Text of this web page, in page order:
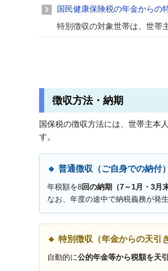
国民健康保険税の年金からの
特別徴収の対象世帯は、世帯
徴収方法・納期
国保税の徴収方法には、世帯主本
す。
🔹 普通徴収（ご自身での納付）
年税額を8回の納期（7～1月・3月
なお、年度の途中で納税義務が発
🔸 特別徴収（年金からの天引き
自動的に公的年金等から税額を天